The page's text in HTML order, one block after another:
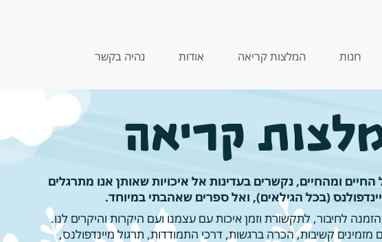
חנות המלצות קריאה אודות נהיה בקשר
קריאה
ומהחיים, נקשרים בעדינות אל איכויות שאותן אנו מתרגלים
(בכל הגילאים), ואל ספרים שאהבתי במיוחד.
לחיבור, לתקשורת וזמן איכות עם עצמנו ועם היקרות והיקרים לנו.
קשיבות, הכרה ברגשות, דרכי התמודדות, תרגול מיינדפולנס,